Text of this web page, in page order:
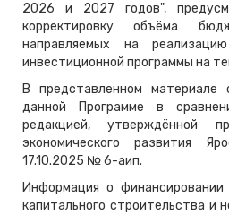
2026 и 2027 годов",
корректировку объёма
направляемых на
инвестиционной программы на
В представленном материале
данной Программе в
редакцией, утверждённой
экономического развития
17.10.2025 № 6-аип.
Информация о
капитального строительства и